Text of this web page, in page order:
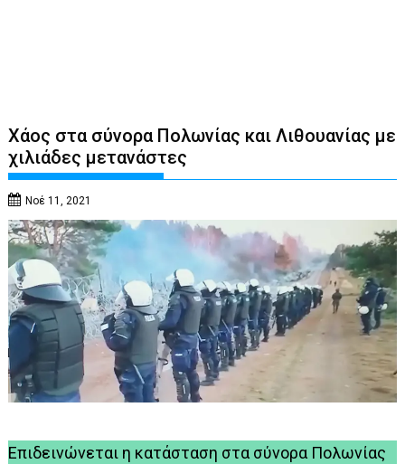
Χάος στα σύνορα Πολωνίας και Λιθουανίας με
χιλιάδες μετανάστες
Νοέ 11, 2021
Επιδεινώνεται η κατάσταση στα σύνορα Πολωνίας